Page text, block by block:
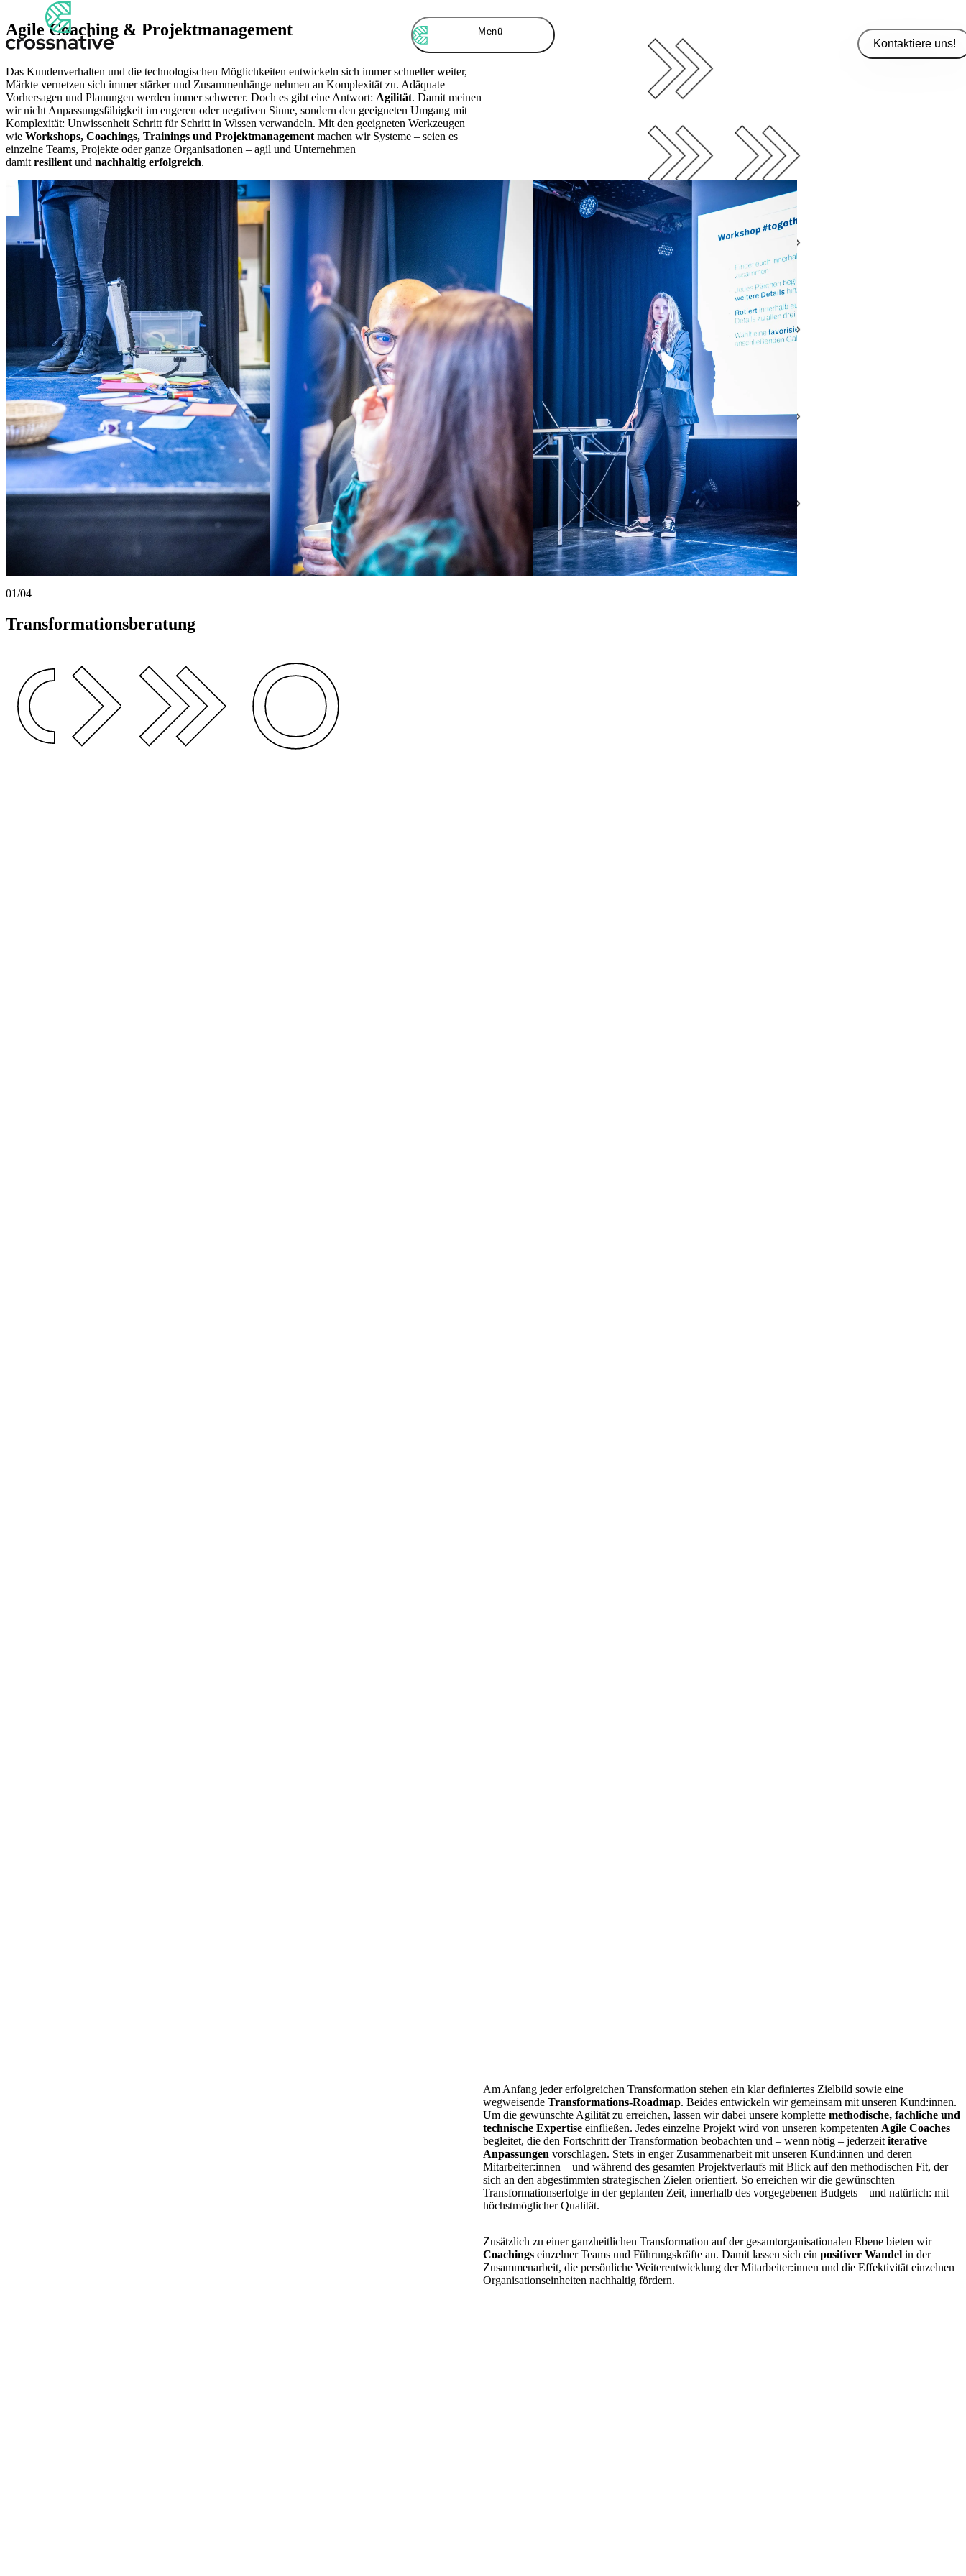
Kontaktiere uns!
Menü
Agile Coaching & Projektmanagement
Das Kundenverhalten und die technologischen Möglichkeiten entwickeln sich immer schneller weiter,
Märkte vernetzen sich immer stärker und Zusammenhänge nehmen an Komplexität zu. Adäquate
Vorhersagen und Planungen werden immer schwerer. Doch es gibt eine Antwort: Agilität. Damit meinen
wir nicht Anpassungsfähigkeit im engeren oder negativen Sinne, sondern den geeigneten Umgang mit
Komplexität: Unwissenheit Schritt für Schritt in Wissen verwandeln. Mit den geeigneten Werkzeugen
wie Workshops, Coachings, Trainings und Projektmanagement machen wir Systeme – seien es
einzelne Teams, Projekte oder ganze Organisationen – agil und Unternehmen
damit resilient und nachhaltig erfolgreich.
01/04
Transformationsberatung
Am Anfang jeder erfolgreichen Transformation stehen ein klar definiertes Zielbild sowie eine
wegweisende Transformations-Roadmap. Beides entwickeln wir gemeinsam mit unseren Kund:innen.
Um die gewünschte Agilität zu erreichen, lassen wir dabei unsere komplette methodische, fachliche und
technische Expertise einfließen. Jedes einzelne Projekt wird von unseren kompetenten Agile Coaches
begleitet, die den Fortschritt der Transformation beobachten und – wenn nötig – jederzeit iterative
Anpassungen vorschlagen. Stets in enger Zusammenarbeit mit unseren Kund:innen und deren
Mitarbeiter:innen – und während des gesamten Projektverlaufs mit Blick auf den methodischen Fit, der
sich an den abgestimmten strategischen Zielen orientiert. So erreichen wir die gewünschten
Transformationserfolge in der geplanten Zeit, innerhalb des vorgegebenen Budgets – und natürlich: mit
höchstmöglicher Qualität.
Zusätzlich zu einer ganzheitlichen Transformation auf der gesamtorganisationalen Ebene bieten wir
Coachings einzelner Teams und Führungskräfte an. Damit lassen sich ein positiver Wandel in der
Zusammenarbeit, die persönliche Weiterentwicklung der Mitarbeiter:innen und die Effektivität einzelnen
Organisationseinheiten nachhaltig fördern.